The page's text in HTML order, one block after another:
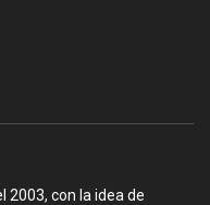
2003, con la idea de